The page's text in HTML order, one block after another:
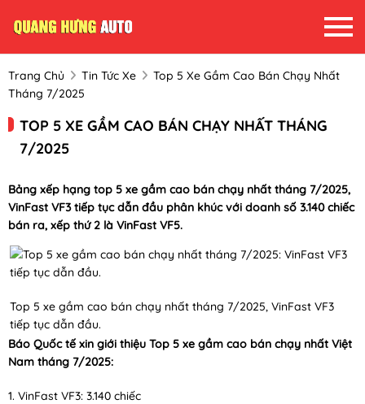
Trang Chủ Tin Tức Xe
Top 5 Xe Gầm Cao Bán Chạy Nhất
Tháng 7/2025
TOP 5 XE GẦM CAO BÁN CHẠY NHẤT THÁNG
7/2025
Bảng xếp hạng top 5 xe gầm cao bán chạy nhất tháng 7/2025,
VinFast VF3 tiếp tục dẫn đầu phân khúc với doanh số 3.140 chiếc
bán ra, xếp thứ 2 là VinFast VF5.
Top 5 xe gầm cao bán chạy nhất tháng 7/2025, VinFast VF3
tiếp tục dẫn đầu.
Báo Quốc tế xin giới thiệu Top 5 xe gầm cao bán chạy nhất Việt
Nam tháng 7/2025:
1. VinFast VF3: 3.140 chiếc